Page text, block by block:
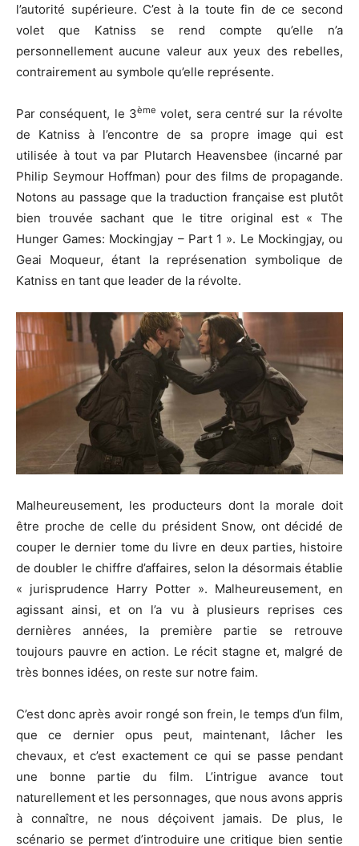
l’autorité supérieure. C’est à la toute fin de ce second
volet que Katniss se rend compte qu’elle n’a
personnellement aucune valeur aux yeux des rebelles,
contrairement au symbole qu’elle représente.
Par conséquent, le 3ème volet, sera centré sur la révolte
de Katniss à l’encontre de sa propre image qui est
utilisée à tout va par Plutarch Heavensbee (incarné par
Philip Seymour Hoffman) pour des films de propagande.
Notons au passage que la traduction française est plutôt
bien trouvée sachant que le titre original est « The
Hunger Games: Mockingjay – Part 1 ». Le Mockingjay, ou
Geai Moqueur, étant la représenation symbolique de
Katniss en tant que leader de la révolte.
Malheureusement, les producteurs dont la morale doit
être proche de celle du président Snow, ont décidé de
couper le dernier tome du livre en deux parties, histoire
de doubler le chiffre d’affaires, selon la désormais établie
« jurisprudence Harry Potter ». Malheureusement, en
agissant ainsi, et on l’a vu à plusieurs reprises ces
dernières années, la première partie se retrouve
toujours pauvre en action. Le récit stagne et, malgré de
très bonnes idées, on reste sur notre faim.
C’est donc après avoir rongé son frein, le temps d’un film,
que ce dernier opus peut, maintenant, lâcher les
chevaux, et c’est exactement ce qui se passe pendant
une bonne partie du film. L’intrigue avance tout
naturellement et les personnages, que nous avons appris
à connaître, ne nous déçoivent jamais. De plus, le
scénario se permet d’introduire une critique bien sentie